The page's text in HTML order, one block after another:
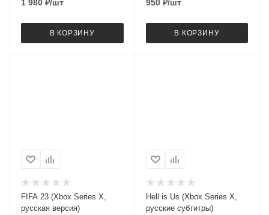
1 980 ₽/шт
В КОРЗИНУ
950₽/шт
В КОРЗИНУ
FIFA 23 (Xbox Series X,
русская версия)
Hell is Us (Xbox Series X,
русские субтитры)